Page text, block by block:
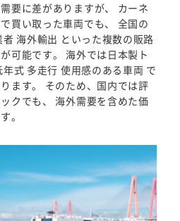
要に差がありますが、 カーネ
買い取った車両でも、 全国の
海外輸出 といった複数の販路
可能です。 海外では日本製ト
式 多走行 使用感のある車両 で
ます。 そのため、国内では評
クでも、 海外需要を含めた価
。